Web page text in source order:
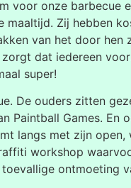
voor onze
Zij hebben
van het door
dat iedereen
super!
De ouders zitten
Paintball Games.
langs met zijn
workshop
ontmoeting